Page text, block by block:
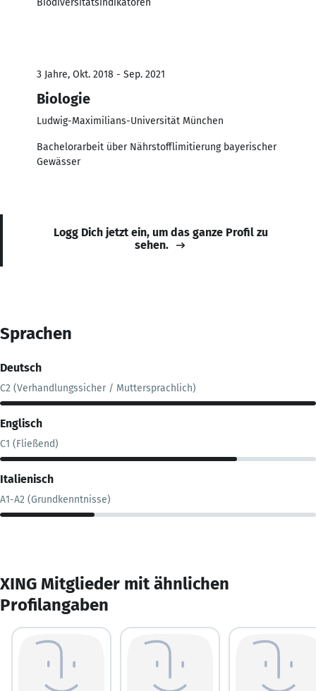
3 Jahre, Okt. 2018 - Sep. 2021
Biologie
Ludwig-Maximilians-Universität München
Bachelorarbeit über Nährstofflimitierung bayerischer
Gewässer
Logg Dich jetzt ein, um das ganze Profil zu
sehen.
Sprachen
Deutsch
C2 (Verhandlungssicher / Muttersprachlich)
Englisch
C1 (Fließend)
Italienisch
A1-A2 (Grundkenntnisse)
XING Mitglieder mit ähnlichen
Profilangaben